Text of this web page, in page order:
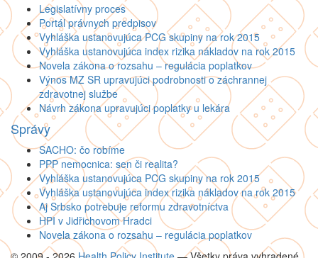
Legislatívny proces
Portál právnych predpisov
Vyhláška ustanovujúca PCG skupiny na rok 2015
Vyhláška ustanovujúca index rizika nákladov na rok 2015
Novela zákona o rozsahu – regulácia poplatkov
Výnos MZ SR upravujúci podrobnosti o záchrannej
zdravotnej službe
Návrh zákona upravujúci poplatky u lekára
Správy
SACHO: čo robíme
PPP nemocnica: sen či realita?
Vyhláška ustanovujúca PCG skupiny na rok 2015
Vyhláška ustanovujúca index rizika nákladov na rok 2015
Aj Srbsko potrebuje reformu zdravotníctva
HPI v Jidřichovom Hradci
Novela zákona o rozsahu – regulácia poplatkov